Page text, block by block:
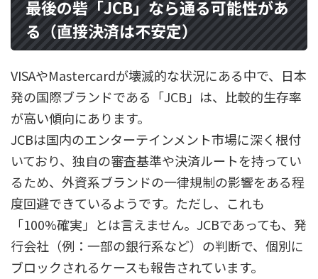
最後の砦「JCB」なら通る可能性があ
る（直接決済は不安定）
VISAやMastercardが壊滅的な状況にある中で、日本
発の国際ブランドである「JCB」は、比較的生存率
が高い傾向にあります。
JCBは国内のエンターテインメント市場に深く根付
いており、独自の審査基準や決済ルートを持ってい
るため、外資系ブランドの一律規制の影響をある程
度回避できているようです。ただし、これも
「100%確実」とは言えません。JCBであっても、発
行会社（例：一部の銀行系など）の判断で、個別に
ブロックされるケースも報告されています。